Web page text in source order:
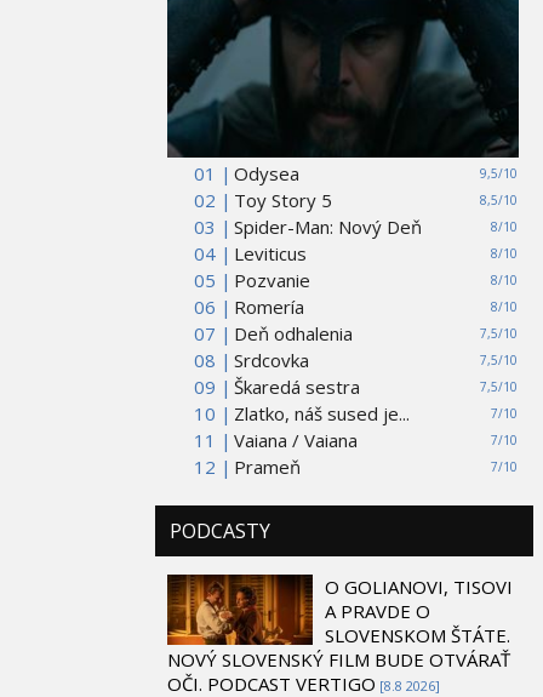
01 | 9,5/10
Odysea
02 |
8,5/10
Toy Story 5
03 |
8/10
Spider-Man: Nový Deň
04 |
8/10
Leviticus
05 |
8/10
Pozvanie
06 |
8/10
Romería
07 |
7,5/10
Deň odhalenia
08 |
7,5/10
Srdcovka
09 |
7,5/10
Škaredá sestra
10 |
7/10
Zlatko, náš sused je...
11 |
7/10
Vaiana / Vaiana
12 |
7/10
Prameň
PODCASTY
O GOLIANOVI, TISOVI
A PRAVDE O
SLOVENSKOM ŠTÁTE.
NOVÝ SLOVENSKÝ FILM BUDE OTVÁRAŤ
OČI. PODCAST VERTIGO [8.8 2026]